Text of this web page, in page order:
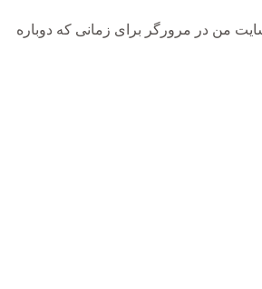
من در مرورگر برای زمانی که دوباره